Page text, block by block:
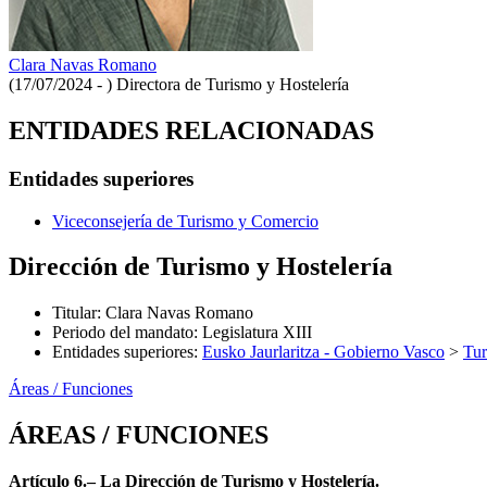
Clara Navas Romano
(17/07/2024 - ) Directora de Turismo y Hostelería
ENTIDADES RELACIONADAS
Entidades superiores
Viceconsejería de Turismo y Comercio
Dirección de Turismo y Hostelería
Titular: Clara Navas Romano
Periodo del mandato: Legislatura XIII
Entidades superiores: Eusko Jaurlaritza - Gobierno Vasco >
Áreas / Funciones
ÁREAS / FUNCIONES
Artículo 6.– La Dirección de Turismo y Hostelería.